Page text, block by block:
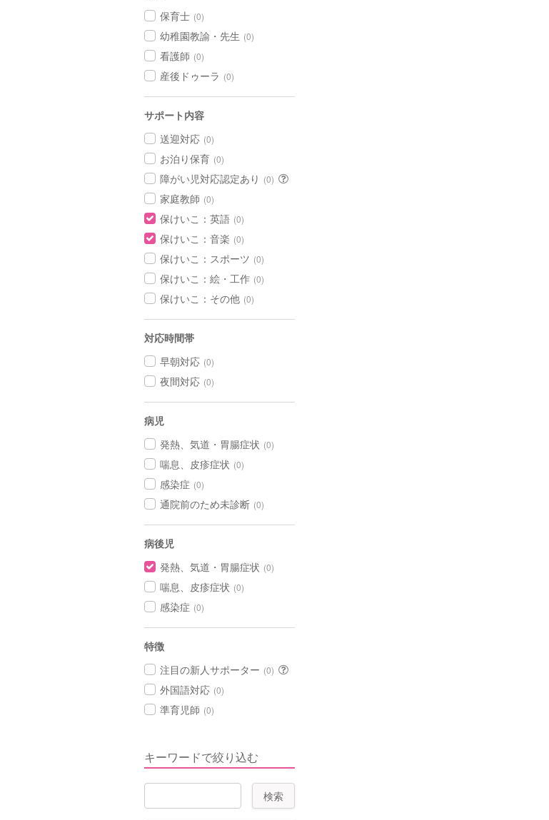
保育士 (0)
幼稚園教諭・先生 (0)
看護師 (0)
産後ドゥーラ (0)
サポート内容
送迎対応 (0)
お泊り保育 (0)
障がい児対応認定あり (0)
家庭教師 (0)
保けいこ：英語 (0)
保けいこ：音楽 (0)
保けいこ：スポーツ (0)
保けいこ：絵・工作 (0)
保けいこ：その他 (0)
対応時間帯
早朝対応 (0)
夜間対応 (0)
病児
発熱、気道・胃腸症状 (0)
喘息、皮疹症状 (0)
感染症 (0)
通院前のため未診断 (0)
病後児
発熱、気道・胃腸症状 (0)
喘息、皮疹症状 (0)
感染症 (0)
特徴
注目の新人サポーター (0)
外国語対応 (0)
準育児師 (0)
キーワードで絞り込む